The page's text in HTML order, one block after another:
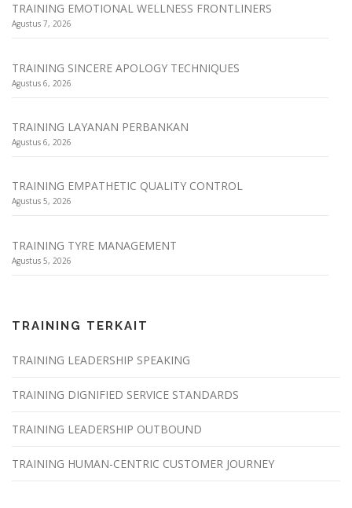
TRAINING EMOTIONAL WELLNESS FRONTLINERS
Agustus 7, 2026
TRAINING SINCERE APOLOGY TECHNIQUES
Agustus 6, 2026
TRAINING LAYANAN PERBANKAN
Agustus 6, 2026
TRAINING EMPATHETIC QUALITY CONTROL
Agustus 5, 2026
TRAINING TYRE MANAGEMENT
Agustus 5, 2026
TRAINING TERKAIT
TRAINING LEADERSHIP SPEAKING
TRAINING DIGNIFIED SERVICE STANDARDS
TRAINING LEADERSHIP OUTBOUND
TRAINING HUMAN-CENTRIC CUSTOMER JOURNEY